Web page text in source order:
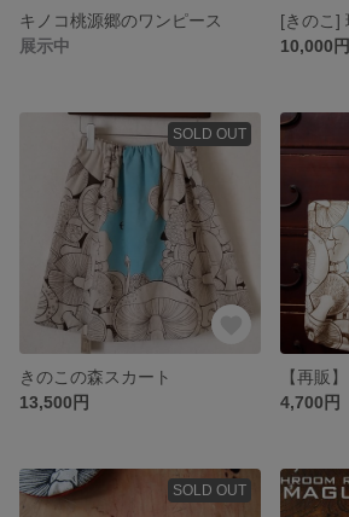
キノコ桃源郷のワンピース
展示中
10,000円
SOLD OUT
きのこの森スカート
13,500円
4,700円
SOLD OUT